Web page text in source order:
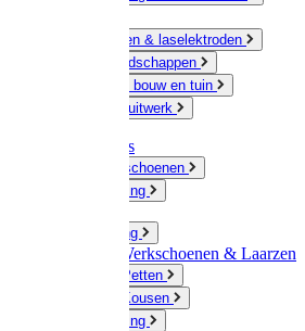
Slijpschijven & laselektroden
Handgereedschappen
IJzerwaren bouw en tuin
Hang en sluitwerk
Disposables
Werkhandschoenen
Regenkleding
Werkkleding
Wandel-/ Werkschoenen & Laarzen
Hoeden / Petten
Sokken / Kousen
Winterkleding